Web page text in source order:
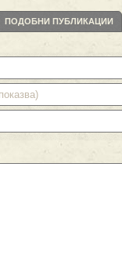
ПОДОБНИ ПУБЛИКАЦИИ